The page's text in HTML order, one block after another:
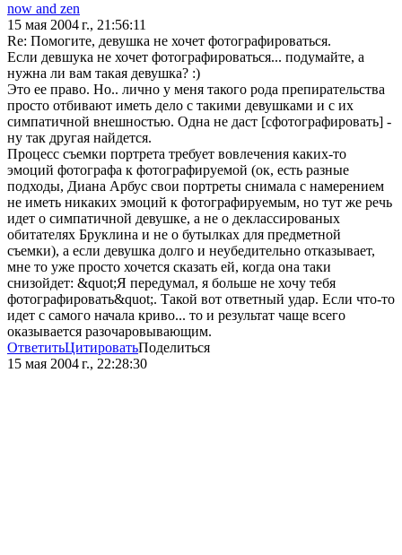
now and zen
15 мая 2004 г., 21:56:11
Re: Помогите, девушка не хочет фотографироваться.
Если девшука не хочет фотографироваться... подумайте, а
нужна ли вам такая девушка? :)
Это ее право. Но.. лично у меня такого рода препирательства
просто отбивают иметь дело с такими девушками и с их
симпатичной внешностью. Одна не даст [сфотографировать] -
ну так другая найдется.
Процесс съемки портрета требует вовлечения каких-то
эмоций фотографа к фотографируемой (ок, есть разные
подходы, Диана Арбус свои портреты снимала с намерением
не иметь никаких эмоций к фотографируемым, но тут же речь
идет о симпатичной девушке, а не о деклассированых
обитателях Бруклина и не о бутылках для предметной
съемки), а если девушка долго и неубедительно отказывает,
мне то уже просто хочется сказать ей, когда она таки
снизойдет: &quot;Я передумал, я больше не хочу тебя
фотографировать&quot;. Такой вот ответный удар. Если что-то
идет с самого начала криво... то и результат чаще всего
оказывается разочаровывающим.
ОтветитьЦитироватьПоделиться
15 мая 2004 г., 22:28:30